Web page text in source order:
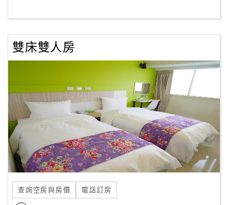
Line
客
服
紅
利
查
詢
雙床雙人房
查詢空房與房價 電話訂房